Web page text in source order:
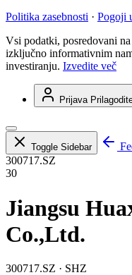
Politika zasebnosti · Pogoji
Vsi podatki, posredovani
izključno informativnim
investiranju. Izvedite več
Prijava
Toggle Sidebar
300717.SZ
30
Jiangsu
Co.,Ltd.
300717.SZ · SHZ